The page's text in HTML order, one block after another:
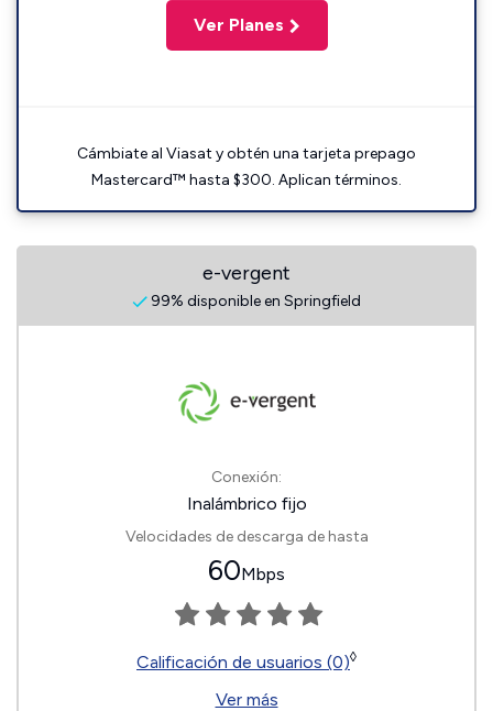
Ver Planes
Cámbiate al Viasat y obtén una tarjeta prepago
Mastercard™ hasta $300. Aplican términos.
e-vergent
99% disponible en Springfield
Conexión:
Inalámbrico fijo
Velocidades de descarga de hasta
60Mbps
Calificación de usuarios (0)◊
Ver más